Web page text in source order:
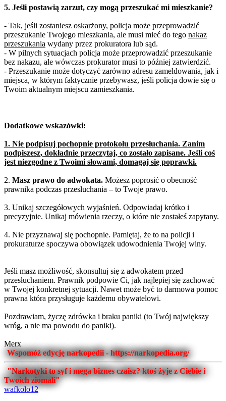
5. Jeśli postawią zarzut, czy mogą przeszukać mi mieszkanie?
- Tak, jeśli zostaniesz oskarżony, policja może przeprowadzić
przeszukanie Twojego mieszkania, ale musi mieć do tego nakaz
przeszukania wydany przez prokuratora lub sąd.
- W pilnych sytuacjach policja może przeprowadzić przeszukanie
bez nakazu, ale wówczas prokurator musi to później zatwierdzić.
- Przeszukanie może dotyczyć zarówno adresu zameldowania, jak i
miejsca, w którym faktycznie przebywasz, jeśli policja dowie się o
Twoim aktualnym miejscu zamieszkania.
Dodatkowe wskazówki:
1. Nie podpisuj pochopnie protokołu przesłuchania. Zanim
podpiszesz, dokładnie przeczytaj, co zostało zapisane. Jeśli coś
jest niezgodne z Twoimi słowami, domagaj się poprawki.
2. Masz prawo do adwokata. Możesz poprosić o obecność
prawnika podczas przesłuchania – to Twoje prawo.
3. Unikaj szczegółowych wyjaśnień. Odpowiadaj krótko i
precyzyjnie. Unikaj mówienia rzeczy, o które nie zostałeś zapytany.
4. Nie przyznawaj się pochopnie. Pamiętaj, że to na policji i
prokuraturze spoczywa obowiązek udowodnienia Twojej winy.
Jeśli masz możliwość, skonsultuj się z adwokatem przed
przesłuchaniem. Prawnik podpowie Ci, jak najlepiej się zachować
w Twojej konkretnej sytuacji. Nawet może być to darmowa pomoc
prawna która przysługuje każdemu obywatelowi.
Pozdrawiam, życzę zdrówka i braku paniki (to Twój największy
wróg, a nie ma powodu do paniki).
Merx
Wspomóż edycję narkopedii - https://narkopedia.org/
"Narkotyki to syf i mega biznes czaisz? ktoś żyje z Ciebie i
Twoich ziomali"
wafkolo12